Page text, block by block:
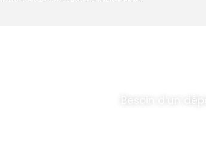
Besoin d’un